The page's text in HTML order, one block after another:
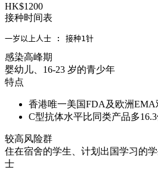
HK$1200
接种时间表
一岁以上人士 : 接种1针
感染高峰期
婴幼儿、16-23 岁的青少年
特点
香港唯一美国FDA及欧洲
C型抗体水平比同类产品多
较高风险群
住在宿舍的学生、计划出国学习的
士